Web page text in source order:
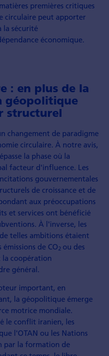
premières critiques
circulaire peut apporter
sécurité
économique.
: en plus de la
géopolitique
structurel
changement de paradigme
circulaire. À notre avis,
la phase où la
facteur d'influence. Les
gouvernementales
de croissance et de
aux préoccupations
et services ont bénéficié
À l'inverse, les
telles ambitions étaient
de CO2 ou des
la coopération
général.
important, en
la géopolitique émerge
motrice mondiale.
le conflit iranien, les
l'OTAN ou les Nations
par la formation de